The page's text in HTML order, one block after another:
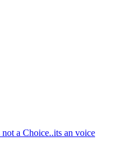
a Choice..its an voice